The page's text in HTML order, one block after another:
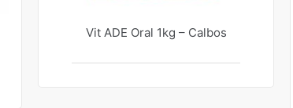
Vit ADE Oral 1kg – Calbos